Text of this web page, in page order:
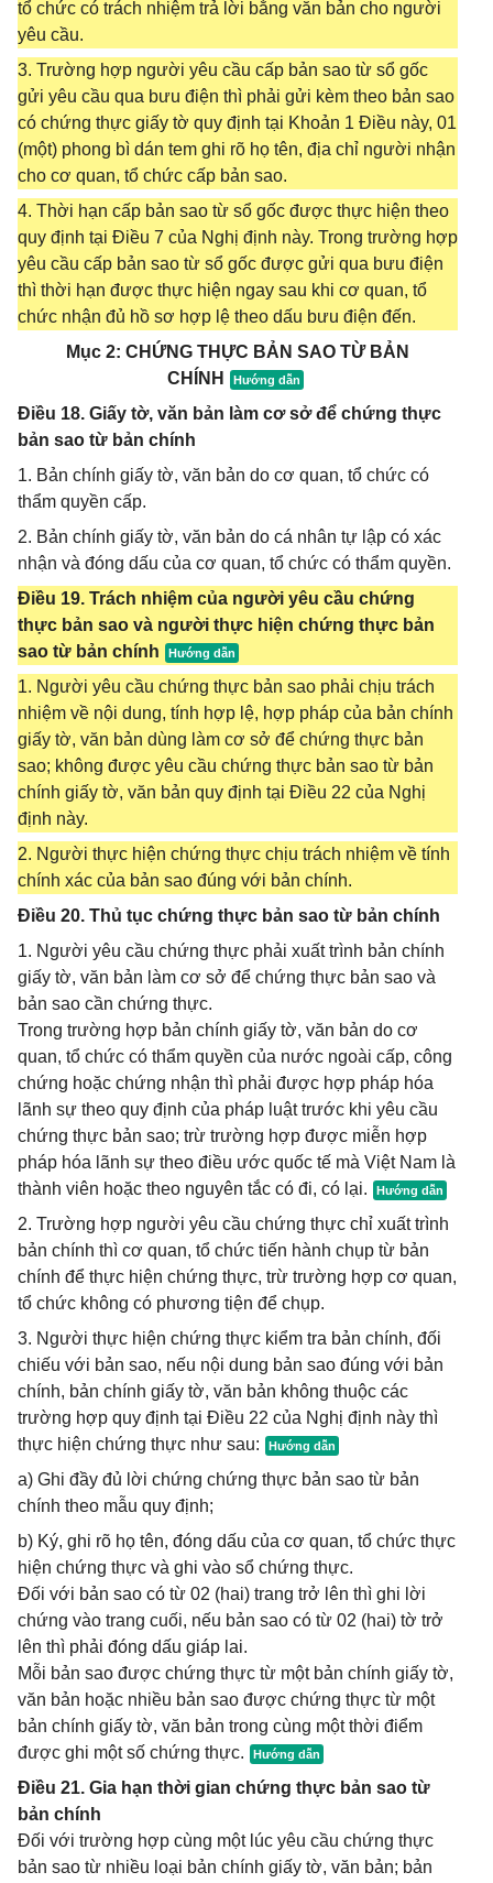
tổ chức có trách nhiệm trả lời bằng văn bản cho người
yêu cầu.
3. Trường hợp người yêu cầu cấp bản sao từ sổ gốc
gửi yêu cầu qua bưu điện thì phải gửi kèm theo bản sao
có chứng thực giấy tờ quy định tại Khoản 1 Điều này, 01
(một) phong bì dán tem ghi rõ họ tên, địa chỉ người nhận
cho cơ quan, tổ chức cấp bản sao.
4. Thời hạn cấp bản sao từ sổ gốc được thực hiện theo
quy định tại Điều 7 của Nghị định này. Trong trường hợp
yêu cầu cấp bản sao từ sổ gốc được gửi qua bưu điện
thì thời hạn được thực hiện ngay sau khi cơ quan, tổ
chức nhận đủ hồ sơ hợp lệ theo dấu bưu điện đến.
Mục 2: CHỨNG THỰC BẢN SAO TỪ BẢN
CHÍNH
Điều 18. Giấy tờ, văn bản làm cơ sở để chứng thực
bản sao từ bản chính
1. Bản chính giấy tờ, văn bản do cơ quan, tổ chức có
thẩm quyền cấp.
2. Bản chính giấy tờ, văn bản do cá nhân tự lập có xác
nhận và đóng dấu của cơ quan, tổ chức có thẩm quyền.
Điều 19. Trách nhiệm của người yêu cầu chứng
thực bản sao và người thực hiện chứng thực bản
sao từ bản chính
1. Người yêu cầu chứng thực bản sao phải chịu trách
nhiệm về nội dung, tính hợp lệ, hợp pháp của bản chính
giấy tờ, văn bản dùng làm cơ sở để chứng thực bản
sao; không được yêu cầu chứng thực bản sao từ bản
chính giấy tờ, văn bản quy định tại Điều 22 của Nghị
định này.
2. Người thực hiện chứng thực chịu trách nhiệm về tính
chính xác của bản sao đúng với bản chính.
Điều 20. Thủ tục chứng thực bản sao từ bản chính
1. Người yêu cầu chứng thực phải xuất trình bản chính
giấy tờ, văn bản làm cơ sở để chứng thực bản sao và
bản sao cần chứng thực.
Trong trường hợp bản chính giấy tờ, văn bản do cơ
quan, tổ chức có thẩm quyền của nước ngoài cấp, công
chứng hoặc chứng nhận thì phải được hợp pháp hóa
lãnh sự theo quy định của pháp luật trước khi yêu cầu
chứng thực bản sao; trừ trường hợp được miễn hợp
pháp hóa lãnh sự theo điều ước quốc tế mà Việt Nam là
thành viên hoặc theo nguyên tắc có đi, có lại.
2. Trường hợp người yêu cầu chứng thực chỉ xuất trình
bản chính thì cơ quan, tổ chức tiến hành chụp từ bản
chính để thực hiện chứng thực, trừ trường hợp cơ quan,
tổ chức không có phương tiện để chụp.
3. Người thực hiện chứng thực kiểm tra bản chính, đối
chiếu với bản sao, nếu nội dung bản sao đúng với bản
chính, bản chính giấy tờ, văn bản không thuộc các
trường hợp quy định tại Điều 22 của Nghị định này thì
thực hiện chứng thực như sau:
a) Ghi đầy đủ lời chứng chứng thực bản sao từ bản
chính theo mẫu quy định;
b) Ký, ghi rõ họ tên, đóng dấu của cơ quan, tổ chức thực
hiện chứng thực và ghi vào sổ chứng thực.
Đối với bản sao có từ 02 (hai) trang trở lên thì ghi lời
chứng vào trang cuối, nếu bản sao có từ 02 (hai) tờ trở
lên thì phải đóng dấu giáp lai.
Mỗi bản sao được chứng thực từ một bản chính giấy tờ,
văn bản hoặc nhiều bản sao được chứng thực từ một
bản chính giấy tờ, văn bản trong cùng một thời điểm
được ghi một số chứng thực.
Điều 21. Gia hạn thời gian chứng thực bản sao từ
bản chính
Đối với trường hợp cùng một lúc yêu cầu chứng thực
bản sao từ nhiều loại bản chính giấy tờ, văn bản; bản